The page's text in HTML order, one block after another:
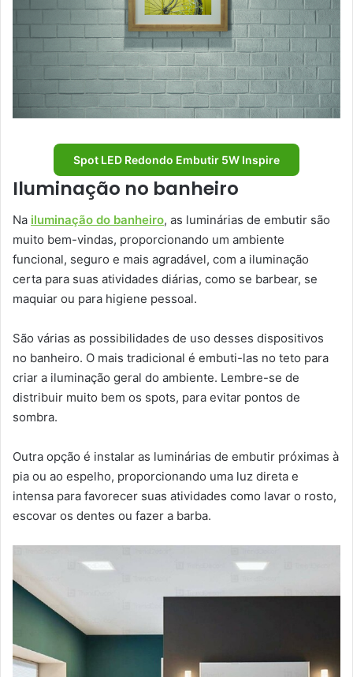
Spot LED Redondo Embutir 5W Inspire
Iluminação no banheiro
Na iluminação do banheiro, as luminárias de embutir são
muito bem-vindas, proporcionando um ambiente
funcional, seguro e mais agradável, com a iluminação
certa para suas atividades diárias, como se barbear, se
maquiar ou para higiene pessoal.
São várias as possibilidades de uso desses dispositivos
no banheiro. O mais tradicional é embuti-las no teto para
criar a iluminação geral do ambiente. Lembre-se de
distribuir muito bem os spots, para evitar pontos de
sombra.
Outra opção é instalar as luminárias de embutir próximas à
pia ou ao espelho, proporcionando uma luz direta e
intensa para favorecer suas atividades como lavar o rosto,
escovar os dentes ou fazer a barba.